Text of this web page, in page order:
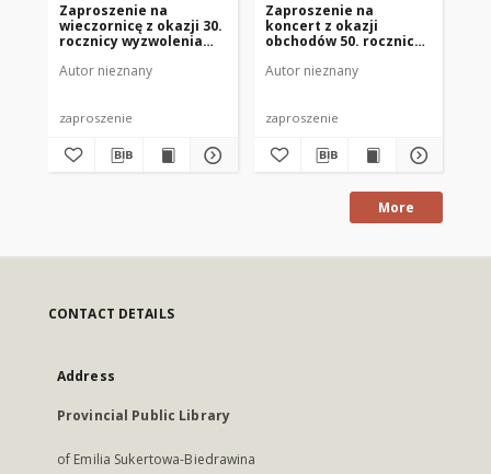
Zaproszenie na
wieczornicę z okazji 30.
rocznicy wyzwolenia
Autor nieznany
zaproszenie
Zaproszenie na
koncert z okazji
obchodów 50. rocznicy
Październikowej 1967
Autor nieznany
zaproszenie
More
CONTACT DETAILS
Address
Provincial Public Library
of Emilia Sukertowa-Biedrawina